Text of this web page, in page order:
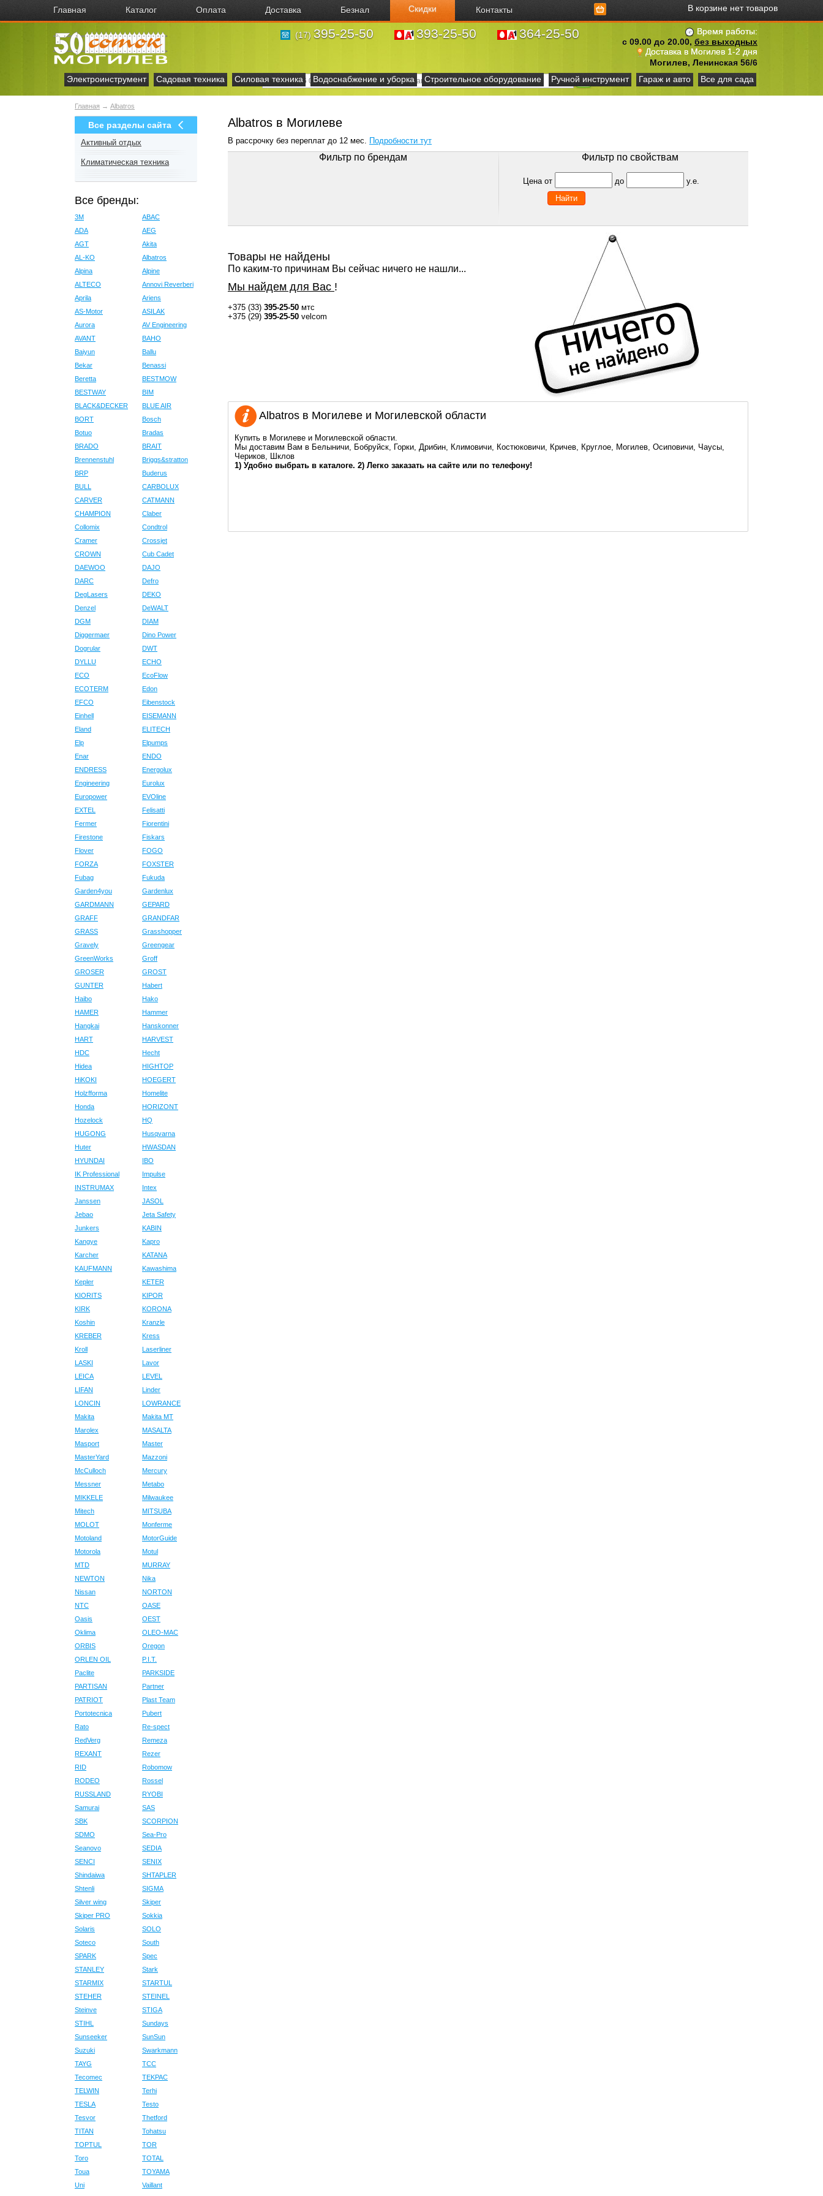
Главная Каталог Оплата Доставка Безнал Скидки Контакты В корзине нет товаров
Время работы:
с 09.00 до 20.00, без выходных
Доставка в Могилев 1-2 дня
Могилев, Ленинская 56/6
(17) 395-25-50 393-25-50 364-25-50
Электроинструмент Садовая техника Силовая техника Водоснабжение и уборка Строительное оборудование Ручной инструмент Гараж и авто Все для сада
Главная → Albatros
Все разделы сайта
Активный отдых
Климатическая техника
Все бренды:
3M
ABAC
ADA
AEG
AGT
Akita
AL-KO
Albatros
Alpina
Alpine
ALTECO
Annovi Reverberi
Aprila
Ariens
AS-Motor
ASILAK
Aurora
AV Engineering
AVANT
BAHO
Baiyun
Ballu
Bekar
Benassi
Beretta
BESTMOW
BESTWAY
BIM
BLACK&DECKER
BLUE AIR
BORT
Bosch
Botuo
Bradas
BRADO
BRAIT
Brennenstuhl
Briggs&stratton
BRP
Buderus
BULL
CARBOLUX
CARVER
CATMANN
CHAMPION
Claber
Collomix
Condtrol
Cramer
Crossjet
CROWN
Cub Cadet
DAEWOO
DAJO
DARC
Defro
DegLasers
DEKO
Denzel
DeWALT
DGM
DIAM
Diggermaer
Dino Power
Dogrular
DWT
DYLLU
ECHO
ECO
EcoFlow
ECOTERM
Edon
EFCO
Eibenstock
Einhell
EISEMANN
Eland
ELITECH
Elp
Elpumps
Enar
ENDO
ENDRESS
Energolux
Engineering
Eurolux
Europower
EVOline
EXTEL
Felisatti
Fermer
Fiorentini
Firestone
Fiskars
Flover
FOGO
FORZA
FOXSTER
Fubag
Fukuda
Garden4you
Gardenlux
GARDMANN
GEPARD
GRAFF
GRANDFAR
GRASS
Grasshopper
Gravely
Greengear
GreenWorks
Groff
GROSER
GROST
GUNTER
Habert
Haibo
Hako
HAMER
Hammer
Hangkai
Hanskonner
HART
HARVEST
HDC
Hecht
Hidea
HIGHTOP
HiKOKI
HOEGERT
Holzfforma
Homelite
Honda
HORIZONT
Hozelock
HQ
HUGONG
Husqvarna
Huter
HWASDAN
HYUNDAI
IBO
IK Professional
Impulse
INSTRUMAX
Intex
Janssen
JASOL
Jebao
Jeta Safety
Junkers
KABIN
Kangye
Kapro
Karcher
KATANA
KAUFMANN
Kawashima
Kepler
KETER
KIORITS
KIPOR
KIRK
KORONA
Koshin
Kranzle
KREBER
Kress
Kroll
Laserliner
LASKI
Lavor
LEICA
LEVEL
LIFAN
Linder
LONCIN
LOWRANCE
Makita
Makita MT
Marolex
MASALTA
Masport
Master
MasterYard
Mazzoni
McCulloch
Mercury
Messner
Metabo
MIKKELE
Milwaukee
Mitech
MITSUBA
MOLOT
Monferme
Motoland
MotorGuide
Motorola
Motul
MTD
MURRAY
NEWTON
Nika
Nissan
NORTON
NTC
OASE
Oasis
OEST
Oklima
OLEO-MAC
ORBIS
Oregon
ORLEN OIL
P.I.T.
Paclite
PARKSIDE
PARTISAN
Partner
PATRIOT
Plast Team
Portotecnica
Pubert
Rato
Re-spect
RedVerg
Remeza
REXANT
Rezer
RID
Robomow
RODEO
Rossel
RUSSLAND
RYOBI
Samurai
SAS
SBK
SCORPION
SDMO
Sea-Pro
Seanovo
SEDIA
SENCI
SENIX
Shindaiwa
SHTAPLER
Shtenli
SIGMA
Silver wing
Skiper
Skiper PRO
Sokkia
Solaris
SOLO
Soteco
South
SPARK
Spec
STANLEY
Stark
STARMIX
STARTUL
STEHER
STEINEL
Steinve
STIGA
STIHL
Sundays
Sunseeker
SunSun
Suzuki
Swarkmann
TAYG
TCC
Tecomec
TEKPAC
TELWIN
Terhi
TESLA
Testo
Tesvor
Thetford
TITAN
Tohatsu
TOPTUL
TOR
Toro
TOTAL
Toua
TOYAMA
Uni
Vaillant
Albatros в Могилеве
В рассрочку без переплат до 12 мес. Подробности тут
Фильтр по брендам Фильтр по свойствам
Цена от до у.е.
Товары не найдены
По каким-то причинам Вы сейчас ничего не нашли...
Мы найдем для Вас !
+375 (33) 395-25-50 мтс
+375 (29) 395-25-50 velcom
Albatros в Могилеве и Могилевской области
Купить в Могилеве и Могилевской области.
Мы доставим Вам в Белыничи, Бобруйск, Горки, Дрибин, Климовичи, Костюковичи, Кричев, Круглое, Могилев, Осиповичи, Чаусы,
Чериков, Шклов
1) Удобно выбрать в каталоге. 2) Легко заказать на сайте или по телефону!